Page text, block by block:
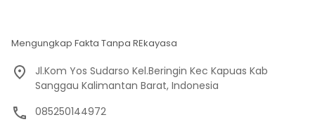
Mengungkap Fakta Tanpa REkayasa
Jl.Kom Yos Sudarso Kel.Beringin Kec Kapuas Kab
Sanggau Kalimantan Barat, Indonesia
085250144972